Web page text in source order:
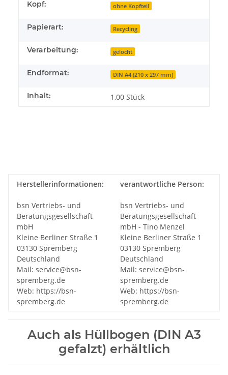
Kopf: ohne Kopfteil
Papierart: Recycling
Verarbeitung: gelocht
Endformat: DIN A4 (210 x 297 mm)
Inhalt: 1,00 Stück
Herstellerinformationen:
bsn Vertriebs- und
Beratungsgesellschaft
mbH
Kleine Berliner Straße 1
03130 Spremberg
Deutschland
Mail: service@bsn-
spremberg.de
Web: https://bsn-
spremberg.de
verantwortliche Person:
bsn Vertriebs- und
Beratungsgesellschaft
mbH - Tino Menzel
Kleine Berliner Straße 1
03130 Spremberg
Deutschland
Mail: service@bsn-
spremberg.de
Web: https://bsn-
spremberg.de
Auch als Hüllbogen (DIN A3
gefalzt) erhältlich